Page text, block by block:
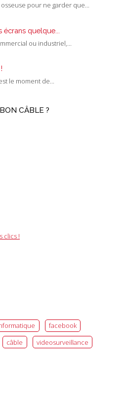
pour ne garder que...
quelque...
ou industriel,...
le moment de...
CÂBLE ?
clics !
facebook
câble
videosurveillance